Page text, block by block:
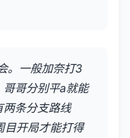
。一般加奈打3
哥分别平a就能
两条分支路线
目开局才能打得